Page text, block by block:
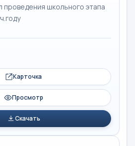
проведения школьного этапа
Карточка
Просмотр
Скачать